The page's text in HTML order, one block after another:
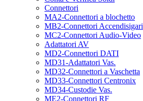
Connettori
MA2-Connettori a blochetto
MB2-Connettori Accendisigari
MC2-Connettori Audio-Video
Adattatori AV
MD2-Connettori DATI
MD31-Adattatori Vas.
MD32-Connettori a Vaschetta
MD33-Connettori Centronix
MD34-Custodie Vas.
ME2-Connettori RF